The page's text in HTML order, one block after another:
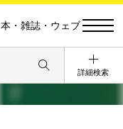
本・雑誌・ウェブ
詳細検索